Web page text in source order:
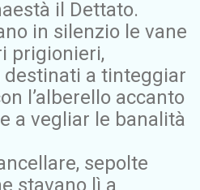
il Dettato.
in silenzio le vane
prigionieri,
a tinteggiar
l’alberello accanto
a vegliar le banalità
sepolte
stavano lì a